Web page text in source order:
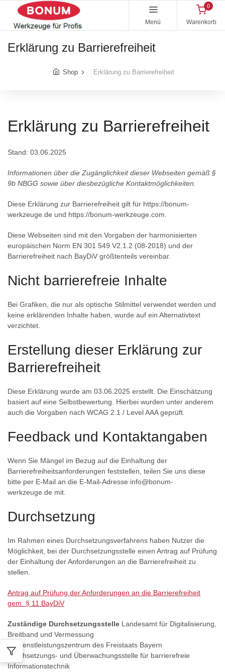
Menü
0
Warenkorb
Erklärung zu Barrierefreiheit
Shop Erklärung zu Barrierefreiheit
Erklärung zu Barrierefreiheit
Stand: 03.06.2025
Informationen über die Zugänglichkeit dieser Webseiten gemäß §
9b NBGG sowie über diesbezügliche Kontaktmöglichkeiten.
Diese Erklärung zur Barrierefreiheit gilt für https://bonum-
werkzeuge.de und https://bonum-werkzeuge.com.
Diese Webseiten sind mit den Vorgaben der harmonisierten
europäischen Norm EN 301 549 V2.1.2 (08-2018) und der
Barrierefreiheit nach BayDiV größtenteils vereinbar.
Nicht barrierefreie Inhalte
Bei Grafiken, die nur als optische Stilmittel verwendet werden und
keine erklärenden Inhalte haben, wurde auf ein Alternativtext
verzichtet.
Erstellung dieser Erklärung zur
Barrierefreiheit
Diese Erklärung wurde am 03.06.2025 erstellt. Die Einschätzung
basiert auf eine Selbstbewertung. Hierbei wurden unter anderem
auch die Vorgaben nach WCAG 2.1 / Level AAA geprüft.
Feedback und Kontaktangaben
Wenn Sie Mängel im Bezug auf die Einhaltung der
Barrierefreiheitsanforderungen feststellen, teilen Sie uns diese
bitte per E-Mail an die E-Mail-Adresse info@bonum-
werkzeuge.de mit.
Durchsetzung
Im Rahmen eines Durchsetzungsverfahrens haben Nutzer die
Möglichkeit, bei der Durchsetzungsstelle einen Antrag auf Prüfung
der Einhaltung der Anforderungen an die Barrierefreiheit zu
stellen.
Antrag auf Prüfung der Anforderungen an die Barrierefreiheit
gem. § 11 BayDiV
Zuständige Durchsetzungsstelle Landesamt für Digitalisierung,
Breitband und Vermessung
IT-Dienstleistungszentrum des Freistaats Bayern
Durchsetzungs- und Überwachungsstelle für barrierefreie
Informationstechnik